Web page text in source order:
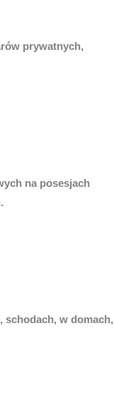
prywatnych,
na posesjach
schodach, w domach,